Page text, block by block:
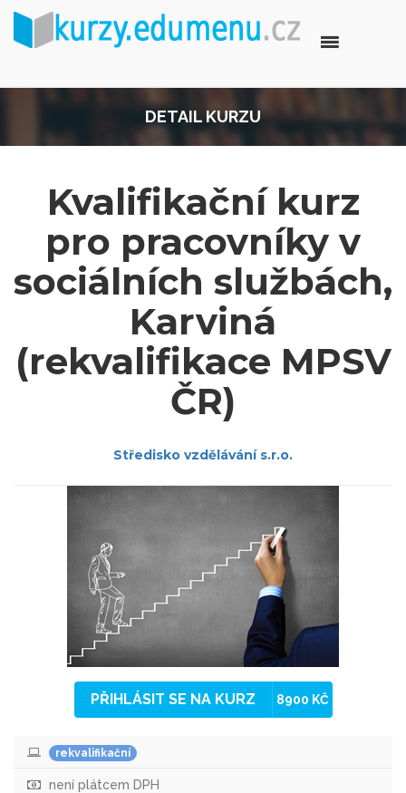
DETAIL KURZU
Kvalifikační kurz
pro pracovníky v
sociálních službách,
Karviná
(rekvalifikace MPSV
ČR)
Středisko vzdělávání s.r.o.
PŘIHLÁSIT SE NA KURZ 8900 KČ
rekvalifikační
není plátcem DPH